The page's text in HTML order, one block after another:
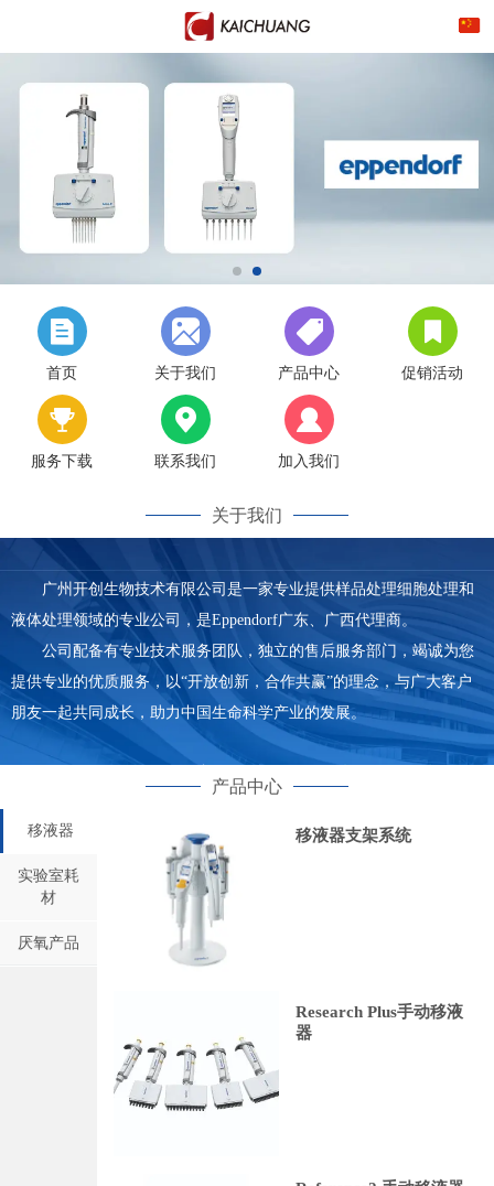
首页 关于我们 产品中心 促销活动
服务下载 联系我们 加入我们
关于我们
广州开创生物技术有限公司是一家专业提供样品处理细胞处理和
液体处理领域的专业公司，是Eppendorf广东、广西代理商。
公司配备有专业技术服务团队，独立的售后服务部门，竭诚为您
提供专业的优质服务，以“开放创新，合作共赢”的理念，与广大客户
朋友一起共同成长，助力中国生命科学产业的发展。
产品中心
移液器
实验室耗
材
厌氧产品
移液器支架系统
Research Plus手动移液
器